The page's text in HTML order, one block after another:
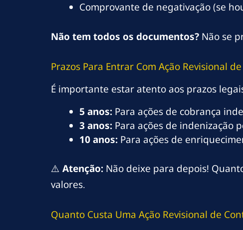
Comprovante de negativação (se
Não tem todos os documentos? Não se
Prazos Para Entrar Com Ação Revisional
É importante estar atento aos prazos
5 anos: Para ações de cobrança
3 anos: Para ações de indenização
10 anos: Para ações de
⚠️ Atenção: Não deixe para depois!
valores.
Quanto Custa Uma Ação Revisional de